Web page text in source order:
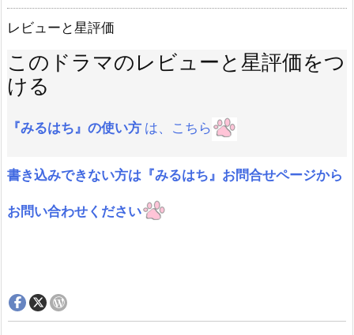
レビューと星評価
このドラマのレビューと星評価をつ
ける
『みるはち』の使い方 は、こちら
書き込みできない方は『みるはち』お問合せページから
お問い合わせください